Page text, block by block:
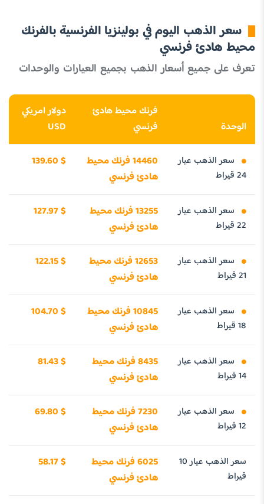
سعر الذهب اليوم في بولينزيا الفرنسية بالفرنك
محيط هادئ فرنسي
تعرف على جميع أسعار الذهب بجميع العيارات والوحدات
الوحدة
فرنك محيط هادئ
فرنسي
دولار امريكي
USD
سعر الذهب عيار
24 قيراط
14460 فرنك محيط
هادئ فرنسي
139.60 $
سعر الذهب عيار
22 قيراط
13255 فرنك محيط
هادئ فرنسي
127.97 $
سعر الذهب عيار
21 قيراط
12653 فرنك محيط
هادئ فرنسي
122.15 $
سعر الذهب عيار
18 قيراط
10845 فرنك محيط
هادئ فرنسي
104.70 $
سعر الذهب عيار
14 قيراط
8435 فرنك محيط
هادئ فرنسي
81.43 $
سعر الذهب عيار
12 قيراط
7230 فرنك محيط
هادئ فرنسي
69.80 $
سعر الذهب عيار 10
قيراط
6025 فرنك محيط
هادئ فرنسي
58.17 $